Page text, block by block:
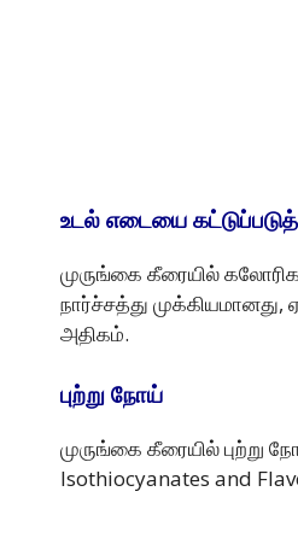
உடல் எடையை
முருங்கை கீரையில்
நார்ச்சத்து
அதிகம்.
புற்று நோய்
முருங்கை கீரையில் புற்று
Isothiocyanates and